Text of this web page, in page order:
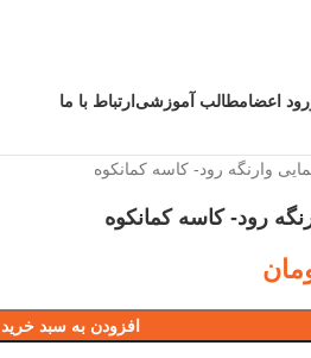
اعضامطالب آموزشیارتباط با ما
وارنگه رود- کاسه کمانکوه
رود- کاسه کمانکوه
افزودن به سبد خرید